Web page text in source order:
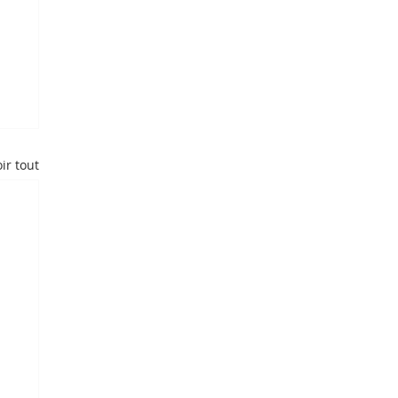
tout